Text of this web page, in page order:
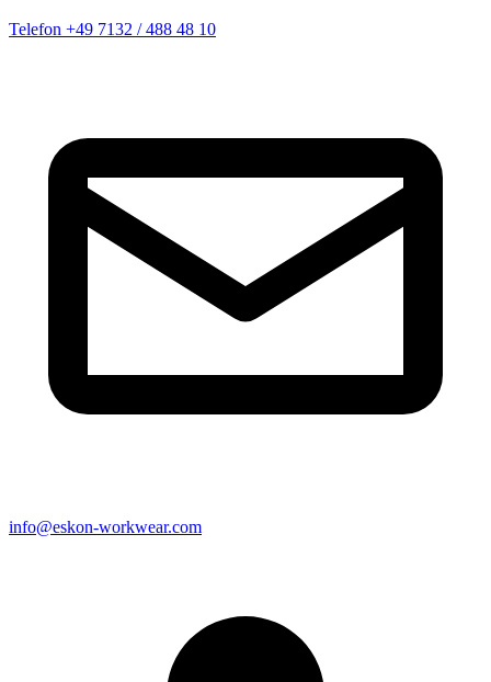
Telefon +49 7132 / 488 48 10
info@eskon-workwear.com